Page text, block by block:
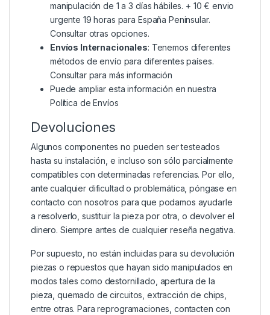
manipulación de 1 a 3 días hábiles. + 10 € envio
urgente 19 horas para España Peninsular.
Consultar otras opciones.
Envíos Internacionales: Tenemos diferentes
métodos de envío para diferentes países.
Consultar para más información
Puede ampliar esta información en nuestra
Política de Envíos
Devoluciones
Algunos componentes no pueden ser testeados
hasta su instalación, e incluso son sólo parcialmente
compatibles con determinadas referencias. Por ello,
ante cualquier dificultad o problemática, póngase en
contacto con nosotros para que podamos ayudarle
a resolverlo, sustituir la pieza por otra, o devolver el
dinero. Siempre antes de cualquier reseña negativa.
Por supuesto, no están incluidas para su devolución
piezas o repuestos que hayan sido manipulados en
modos tales como destornillado, apertura de la
pieza, quemado de circuitos, extracción de chips,
entre otras. Para reprogramaciones, contacten con